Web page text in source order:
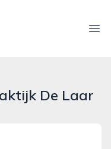
De Laar